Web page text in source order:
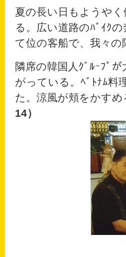
夏の長い日もようやく
る。広い道路のﾊﾞｲｸ
て位の客船で、我々
隣席の韓国人ｸﾞﾙｰﾌﾟ
がっている。ﾍﾞﾄﾅﾑ料
た。涼風が頬をかす
14）
銅鑼が鳴り